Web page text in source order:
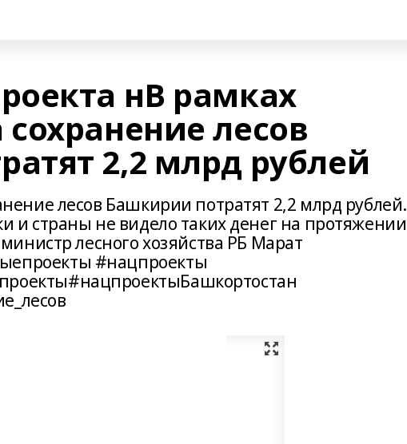
нВ рамках
лесов
2,2 млрд рублей
лесов Башкирии потратят 2,2 млрд рублей.
и страны не видело таких денег на протяжении
лесного хозяйства РБ Марат
#нацпроекты